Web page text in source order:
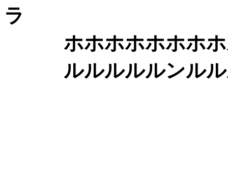
ラ
ホホホホホホホホ
ルルルルルンルル